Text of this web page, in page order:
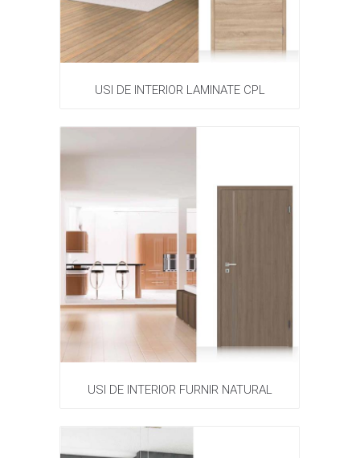
USI DE INTERIOR LAMINATE CPL
USI DE INTERIOR FURNIR NATURAL